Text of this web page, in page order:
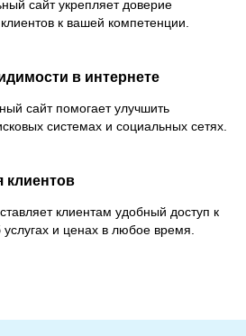
сайт укрепляет доверие
к вашей компетенции.
в интернете
сайт помогает улучшить
системах и социальных сетях.
клиентов
клиентам удобный доступ к
и ценах в любое время.